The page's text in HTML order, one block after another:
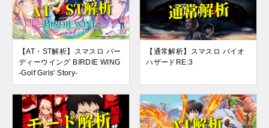
【AT・ST解析】スマスロ バー
ディーウイング BIRDIE WING
-Golf Girls' Story-
【通常解析】スマスロ バイオ
ハザードRE:3